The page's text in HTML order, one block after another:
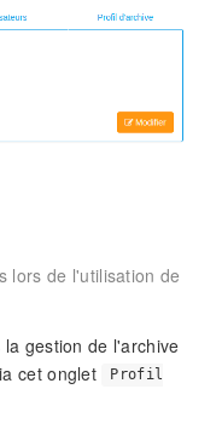
lors de l'utilisation de
gestion de l'archive
cet onglet
Profil